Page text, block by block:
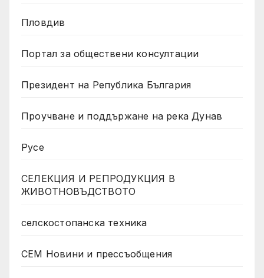
Пловдив
Портал за обществени консултации
Президент на Република България
Проучване и поддържане на река Дунав
Русе
СЕЛЕКЦИЯ И РЕПРОДУКЦИЯ В
ЖИВОТНОВЪДСТВОТО
селскостопанска техника
СЕМ Новини и прессъобщения